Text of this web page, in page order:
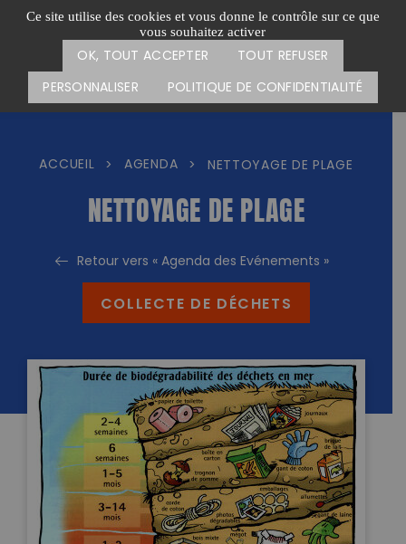
Ce site utilise des cookies et vous donne le contrôle sur ce que
vous souhaitez activer
OK, TOUT ACCEPTER
TOUT REFUSER
PERSONNALISER
POLITIQUE DE CONFIDENTIALITÉ
Passer
Menu
CARTE DES ACTIONS FAIRE UN DON
ACCUEIL > AGENDA > NETTOYAGE DE PLAGE
NETTOYAGE DE PLAGE
Retour vers « Agenda des Evénements »
COLLECTE DE DÉCHETS